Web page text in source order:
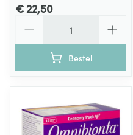
€ 22,50
Bestel